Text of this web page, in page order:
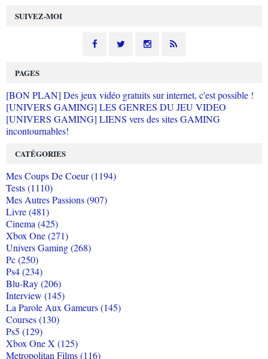
SUIVEZ-MOI
PAGES
[BON PLAN] Des jeux vidéo gratuits sur internet, c'est possible !
[UNIVERS GAMING] LES GENRES DU JEU VIDEO
[UNIVERS GAMING] LIENS vers des sites GAMING
incontournables!
CATÉGORIES
Mes Coups De Coeur (1194)
Tests (1110)
Mes Autres Passions (907)
Livre (481)
Cinema (425)
Xbox One (271)
Univers Gaming (268)
Pc (250)
Ps4 (234)
Blu-Ray (206)
Interview (145)
La Parole Aux Gameurs (145)
Courses (130)
Ps5 (129)
Xbox One X (125)
Metropolitan Films (116)